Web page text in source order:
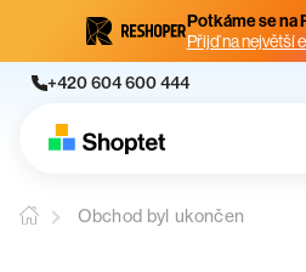
Potkáme se na
Přijď na největší
+420 604 600 444
Obchod byl ukončen